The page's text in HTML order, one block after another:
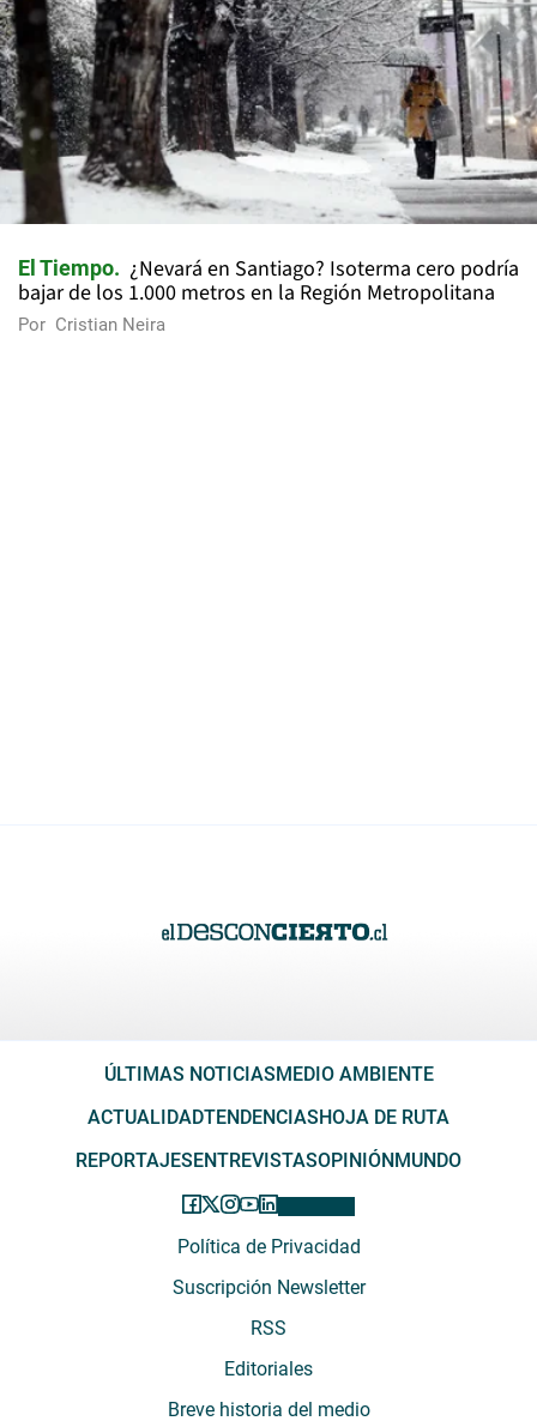
El Tiempo
¿Nevará en Santiago? Isoterma cero podría
bajar de los 1.000 metros en la Región Metropolitana
Por Cristian Neira
ÚLTIMAS NOTICIAS MEDIO AMBIENTE
ACTUALIDADTENDENCIAS HOJA DE RUTA
REPORTAJES ENTREVISTASOPINIÓN MUNDO
Política de Privacidad
Suscripción Newsletter
RSS
Editoriales
Breve historia del medio